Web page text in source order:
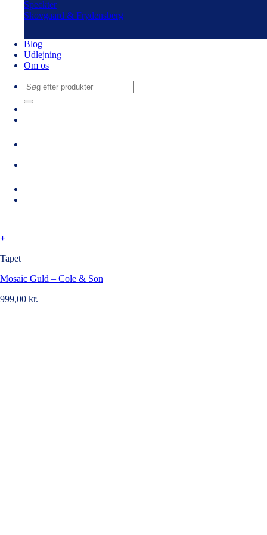
Speckter
Skovgaard & Frydensberg
Blog
Udlejning
Om os
Søg
efter:
+
Tapet
Mosaic Guld – Cole & Son
999,00 kr.